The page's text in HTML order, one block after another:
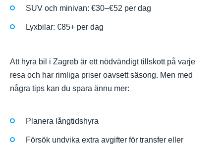
SUV och minivan: €30–€52 per dag
Lyxbilar: €85+ per dag
Att hyra bil i Zagreb är ett nödvändigt tillskott på varje
resa och har rimliga priser oavsett säsong. Men med
några tips kan du spara ännu mer:
Planera långtidshyra
Försök undvika extra avgifter för transfer eller